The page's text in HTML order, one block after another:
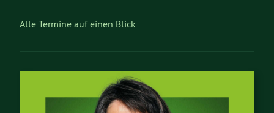
Alle Termine auf einen Blick